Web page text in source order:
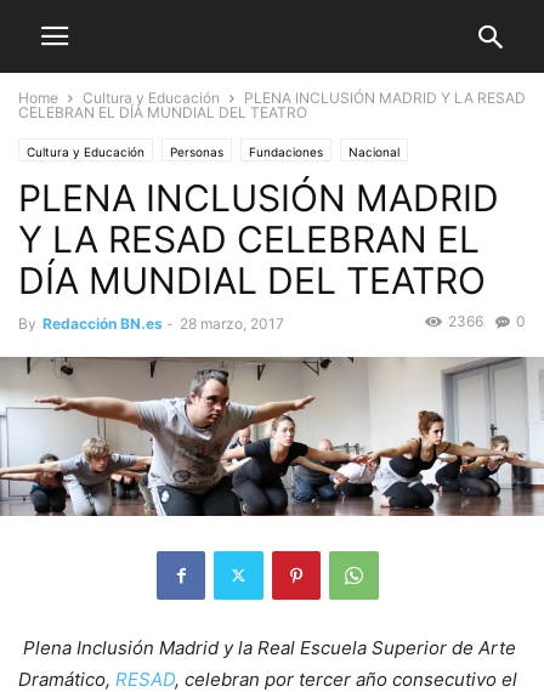
Home Cultura y Educación
PLENA INCLUSIÓN MADRID Y LA RESAD
CELEBRAN EL DÍA MUNDIAL DEL TEATRO
Cultura y Educación Personas Fundaciones Nacional
PLENA INCLUSIÓN MADRID
Y LA RESAD CELEBRAN EL
DÍA MUNDIAL DEL TEATRO
By Redacción BN.es - 28 marzo, 2017 0
2366
Plena Inclusión Madrid y la Real Escuela Superior de Arte
Dramático, RESAD, celebran por tercer año consecutivo el